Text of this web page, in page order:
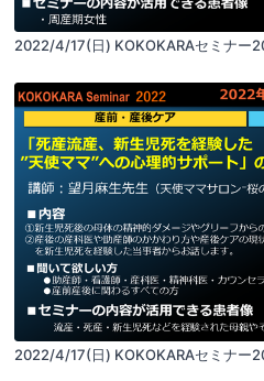
2022/4/17(日) KOKOKARAセミナー
2022/4/17(日) KOKOKARAセミナー